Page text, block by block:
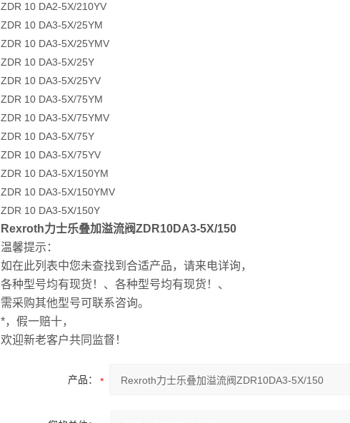
ZDR 10 DA2-5X/210YV
ZDR 10 DA3-5X/25YM
ZDR 10 DA3-5X/25YMV
ZDR 10 DA3-5X/25Y
ZDR 10 DA3-5X/25YV
ZDR 10 DA3-5X/75YM
ZDR 10 DA3-5X/75YMV
ZDR 10 DA3-5X/75Y
ZDR 10 DA3-5X/75YV
ZDR 10 DA3-5X/150YM
ZDR 10 DA3-5X/150YMV
ZDR 10 DA3-5X/150Y
Rexroth力士乐叠加溢流阀ZDR10DA3-5X/150
温馨提示：
如在此列表中您未查找到合适产品，请来电详询，
各种型号均有现货！、各种型号均有现货！、
需采购其他型号可联系咨询。
*，假一赔十，
欢迎新老客户共同监督！
产品：